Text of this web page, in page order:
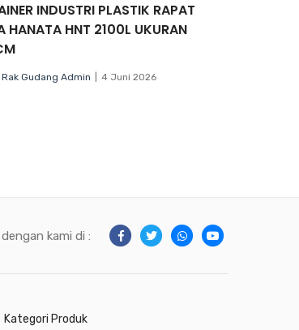
INDUSTRI PLASTIK RAPAT
HANATA HNT 2100L UKURAN
Rak Gudang Admin 4 Juni 2026
kami di :
Kategori Produk